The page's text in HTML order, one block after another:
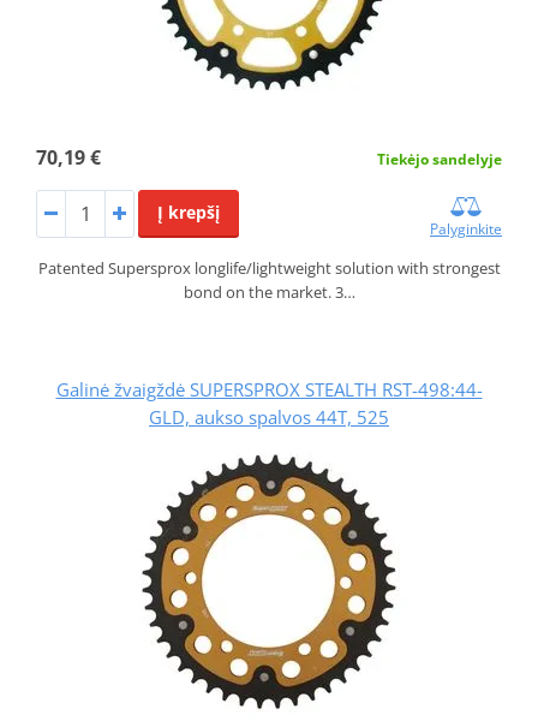
70,19 € Tiekėjo sandelyje
Į krepšį
Palyginkite
Patented Supersprox longlife/lightweight solution with strongest
bond on the market. 3…
Galinė žvaigždė SUPERSPROX STEALTH RST-498:44-
GLD, aukso spalvos 44T, 525